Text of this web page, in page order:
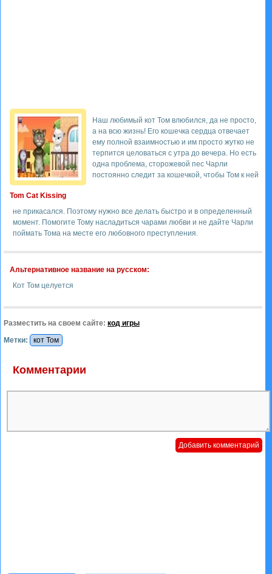
Tom Cat Kissing
Наш любимый кот Том влюбился, да не просто,
а на всю жизнь! Его кошечка сердца отвечает
ему полной взаимностью и им просто жутко не
терпится целоваться с утра до вечера. Но есть
одна проблема, сторожевой пес Чарли
постоянно следит за кошечкой, чтобы Том к ней
не прикасался. Поэтому нужно все делать быстро и в определенный
момент. Помогите Тому насладиться чарами любви и не дайте Чарли
поймать Тома на месте его любовного преступления.
Альтернативное название на русском:
Кот Том целуется
Разместить на своем сайте: код игры
Метки:
кот Том
Комментарии